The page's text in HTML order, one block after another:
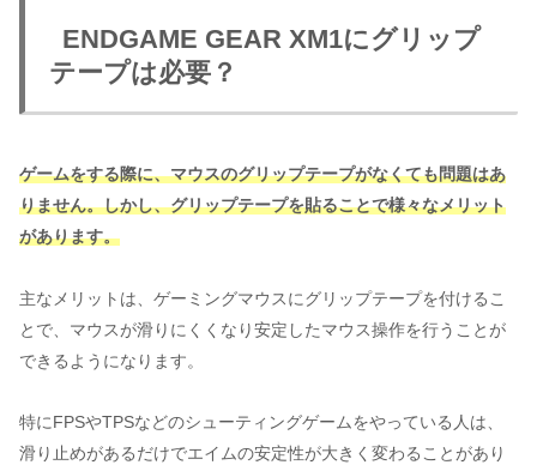
ENDGAME GEAR XM1にグリップ
テープは必要？
ゲームをする際に、マウスのグリップテープがなくても問題はあ
りません。しかし、グリップテープを貼ることで様々なメリット
があります。
主なメリットは、ゲーミングマウスにグリップテープを付けるこ
とで、マウスが滑りにくくなり安定したマウス操作を行うことが
できるようになります。
特にFPSやTPSなどのシューティングゲームをやっている人は、
滑り止めがあるだけでエイムの安定性が大きく変わることがあり